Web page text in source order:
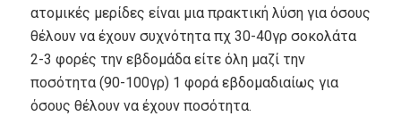
ατομικές μερίδες είναι μια πρακτική λύση για όσους
θέλουν να έχουν συχνότητα πχ 30-40γρ σοκολάτα
2-3 φορές την εβδομάδα είτε όλη μαζί την
ποσότητα (90-100γρ) 1 φορά εβδομαδιαίως για
όσους θέλουν να έχουν ποσότητα.